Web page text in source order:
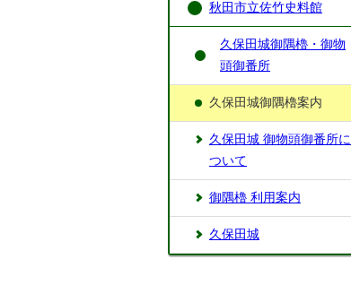
秋田市立佐竹史料館
久保田城御隅櫓・御物
頭御番所
久保田城御隅櫓案内
久保田城 御物頭御番所に
ついて
御隅櫓 利用案内
久保田城